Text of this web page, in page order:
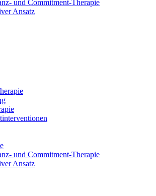
und Commitment-Therapie
Ansatz
und Commitment-Therapie
Ansatz